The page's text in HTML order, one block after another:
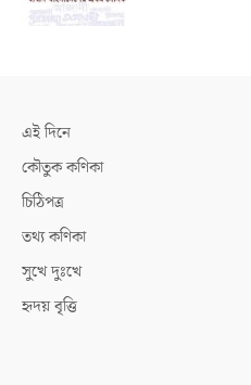
এই দিনে
কৌতুক কণিকা
চিঠিপত্র
তথ্য কণিকা
সুখে দুঃখে
হৃদয় বৃত্তি